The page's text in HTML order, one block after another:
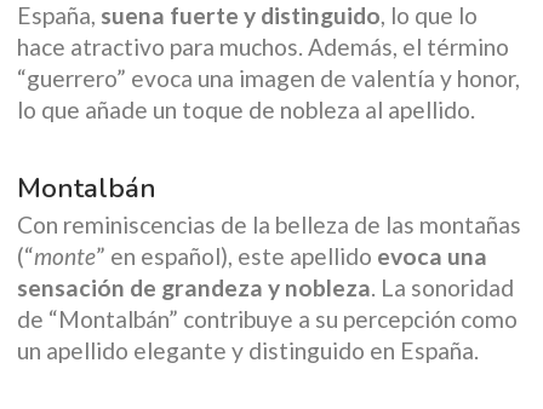
España, suena fuerte y distinguido, lo que lo
hace atractivo para muchos. Además, el término
“guerrero” evoca una imagen de valentía y honor,
lo que añade un toque de nobleza al apellido.
Montalbán
Con reminiscencias de la belleza de las montañas
(“monte” en español), este apellido evoca una
sensación de grandeza y nobleza. La sonoridad
de “Montalbán” contribuye a su percepción como
un apellido elegante y distinguido en España.